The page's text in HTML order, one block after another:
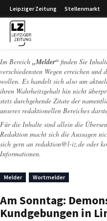
Leipziger Zeitung Stellenmarkt
Im Bereich „Melder“ finden Sie
verschiedensten Wegen erreichen
wollen. Es handelt sich also um
ihren Wahrheitsgehalt hin nicht
stets durchgehende Zitate der
unseres redaktionellen Bereiches
Für die Inhalte sind allein die
Redaktion macht sich die Aussagen
sich gern an redaktion@l-iz.de oder
Informationen.
Melder Wortmelder
Am Sonntag:
Kundgebungen in